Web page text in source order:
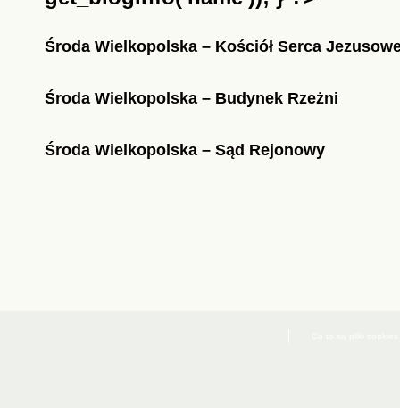
Środa Wielkopolska – Kościół Serca
Środa Wielkopolska – Budynek Rzeżni
Środa Wielkopolska – Sąd Rejonowy